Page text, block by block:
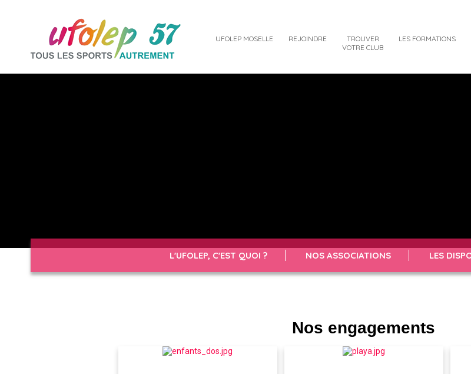
UFOLEP MOSELLE REJOINDRE
TROUVER
VOTRE CLUB
LES FORMATIONS
L'UFOLEP, C'EST QUOI ? NOS ASSOCIATIONS LES
Nos engagements